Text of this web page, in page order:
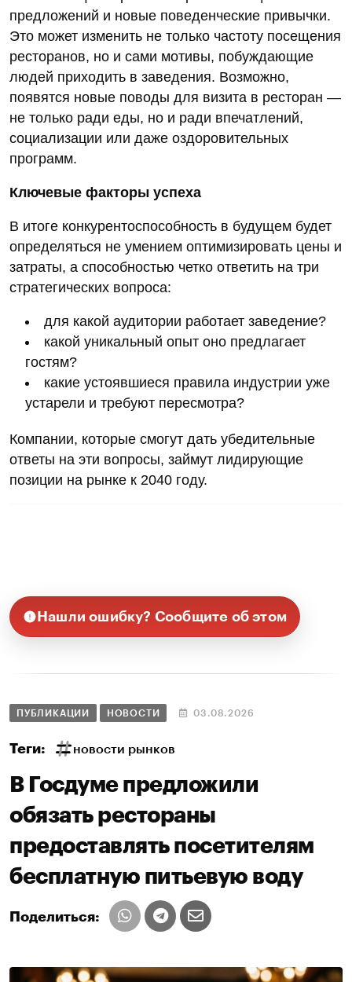
предложений и новые поведенческие привычки.
Это может изменить не только частоту посещения
ресторанов, но и сами мотивы, побуждающие
людей приходить в заведения. Возможно,
появятся новые поводы для визита в ресторан —
не только ради еды, но и ради впечатлений,
социализации или даже оздоровительных
программ.
Ключевые факторы успеха
В итоге конкурентоспособность в будущем будет
определяться не умением оптимизировать цены и
затраты, а способностью четко ответить на три
стратегических вопроса:
для какой аудитории работает заведение?
какой уникальный опыт оно предлагает
гостям?
какие устоявшиеся правила индустрии уже
устарели и требуют пересмотра?
Компании, которые смогут дать убедительные
ответы на эти вопросы, займут лидирующие
позиции на рынке к 2040 году.
Нашли ошибку? Сообщите об этом
ПУБЛИКАЦИИ НОВОСТИ 03.08.2026
Теги: новости рынков
В Госдуме предложили
обязать рестораны
предоставлять посетителям
бесплатную питьевую воду
Поделиться: